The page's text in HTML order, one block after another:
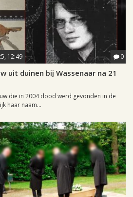
12:49 0
uit duinen bij Wassenaar na 21
die in 2004 dood werd gevonden in de
haar naam...